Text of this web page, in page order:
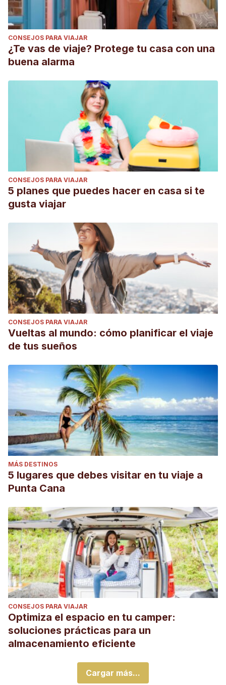
CONSEJOS PARA VIAJAR
¿Te vas de viaje? Protege tu casa con una
buena alarma
CONSEJOS PARA VIAJAR
5 planes que puedes hacer en casa si te
gusta viajar
CONSEJOS PARA VIAJAR
Vueltas al mundo: cómo planificar el viaje
de tus sueños
MÁS DESTINOS
5 lugares que debes visitar en tu viaje a
Punta Cana
CONSEJOS PARA VIAJAR
Optimiza el espacio en tu camper:
soluciones prácticas para un
almacenamiento eficiente
Cargar más...